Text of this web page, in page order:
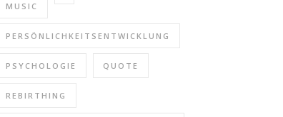
MUSIC
PERSÖNLICHKEITSENTWICKLUNG
PSYCHOLOGIE QUOTE
REBIRTHING